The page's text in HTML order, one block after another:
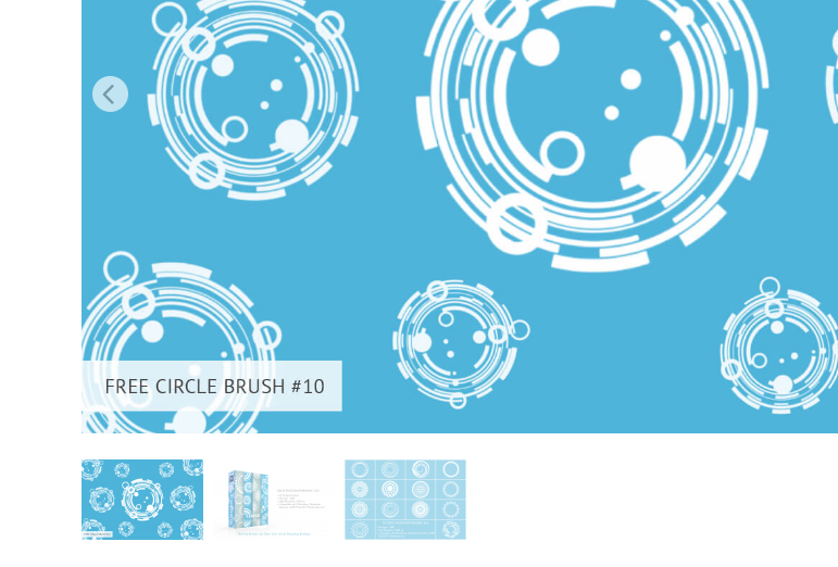
Сервіс ретуші товарів Редагування фото
ювелірних виробів